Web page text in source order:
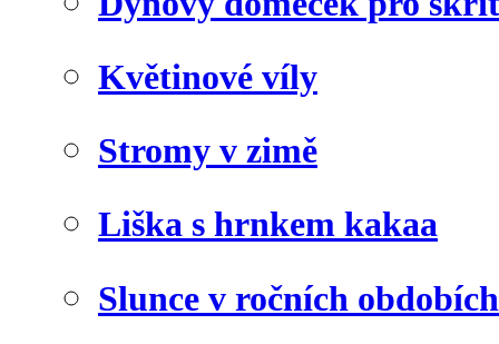
Květinové víly
Stromy v zimě
Liška s hrnkem kakaa
Slunce v ročních obdobích